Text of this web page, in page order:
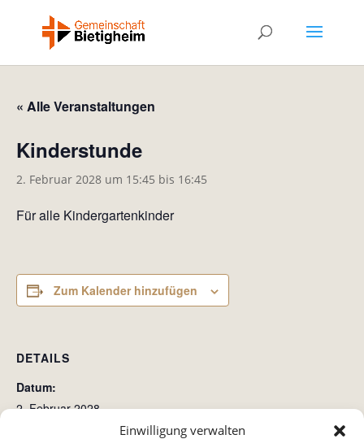
Einwilligung verwalten
« Alle Veranstaltungen
Kinderstunde
2. Februar 2028 um 15:45 bis 16:45
Für alle Kindergartenkinder
Zum Kalender hinzufügen
DETAILS
Datum:
2. Februar 2028